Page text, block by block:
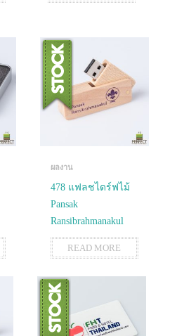
ผลงาน
478 แฟลชไดร์ฟไม้
Pansak
Ransibrahmanakul
READ MORE